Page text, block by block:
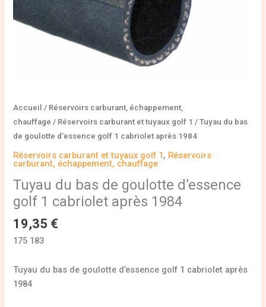
Accueil / Réservoirs carburant, échappement,
chauffage / Réservoirs carburant et tuyaux golf 1 / Tuyau du bas
de goulotte d’essence golf 1 cabriolet après 1984
Réservoirs carburant et tuyaux golf 1, Réservoirs
carburant, échappement, chauffage
Tuyau du bas de goulotte d’essence
golf 1 cabriolet après 1984
19,35 €
175 183
Tuyau du bas de goulotte d’essence golf 1 cabriolet après
1984
après
1984